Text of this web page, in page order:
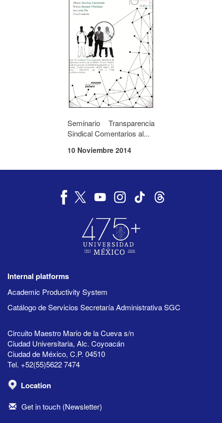
Seminario Transparencia
Sindical Comentarios al...
10 Noviembre 2014
Internal platforms
Academic Productivity System
Catálogo de Servicios Secretaría Administrativa SGC
Circuito Maestro Mario de la Cueva s/n
Ciudad Universitaria, Alc. Coyoacán
Ciudad de México, C.P. 04510
Tel. +52(55)5622 7474
Location
Get in touch (Newsletter)